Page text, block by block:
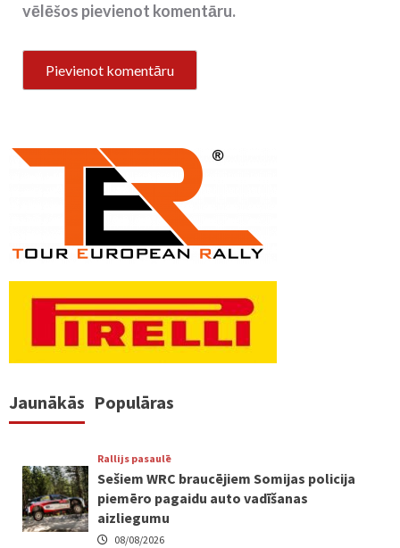
vēlēšos pievienot komentāru.
Jaunākās Populāras
Rallijs pasaulē
Sešiem WRC braucējiem Somijas policija
piemēro pagaidu auto vadīšanas
aizliegumu
08/08/2026